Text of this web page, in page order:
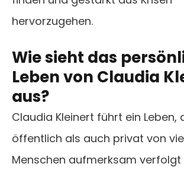
hervorzugehen.
Wie sieht das
Leben von Claudia
aus?
Claudia Kleinert führt ein Leben,
öffentlich als auch privat von
Menschen aufmerksam verfolgt